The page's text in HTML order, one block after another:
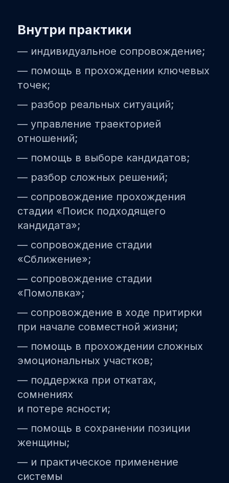
Внутри практики
— индивидуальное сопровождение;
— помощь в прохождении ключевых
точек;
— разбор реальных ситуаций;
— управление траекторией
отношений;
— помощь в выборе кандидатов;
— разбор сложных решений;
— сопровождение прохождения
стадии «Поиск подходящего
кандидата»;
— сопровождение стадии
«Сближение»;
— сопровождение стадии
«Помолвка»;
— сопровождение в ходе притирки
при начале совместной жизни;
— помощь в прохождении сложных
эмоциональных участков;
— поддержка при откатах,
сомнениях
и потере ясности;
— помощь в сохранении позиции
женщины;
— и практическое применение
системы